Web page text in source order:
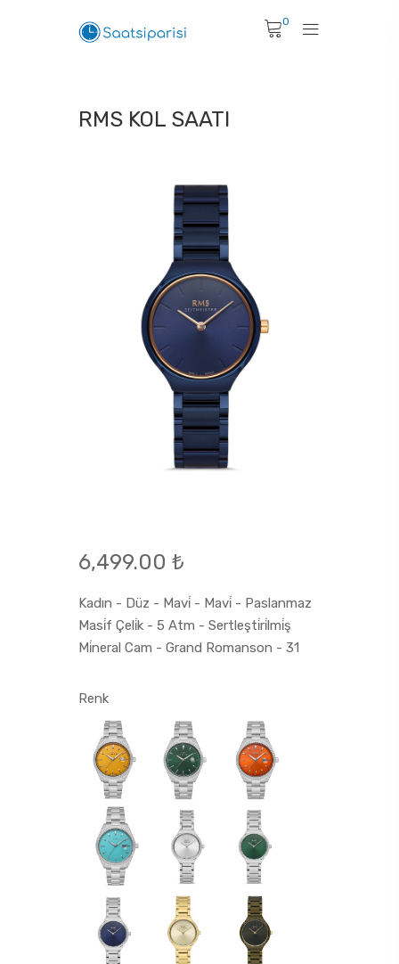
0
RMS KOL SAATI
6,499.00 ₺
Kadın - Düz - Mavi̇ - Mavi̇ - Paslanmaz
Masi̇f Çeli̇k - 5 Atm - Sertleşti̇ri̇lmi̇ş
Mi̇neral Cam - Grand Romanson - 31
Renk